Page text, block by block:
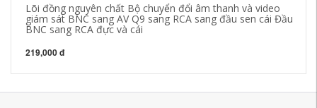
Lõi đồng nguyên chất Bộ chuyển đổi âm thanh và video
giám sát BNC sang AV Q9 sang RCA sang đầu sen cái Đầu
BNC sang RCA đực và cái
219,000 đ